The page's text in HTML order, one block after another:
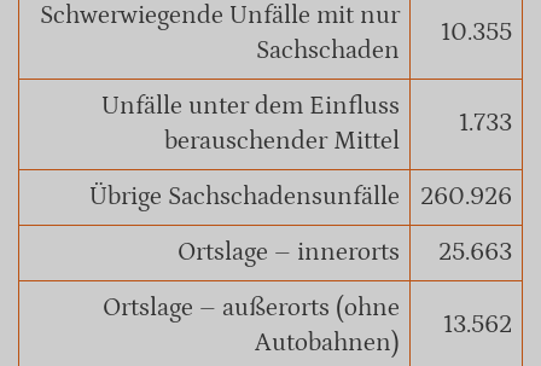
Schwerwiegende Unfälle mit nur
Sachschaden
10.355
Unfälle unter dem Einfluss
berauschender Mittel
1.733
Übrige Sachschadensunfälle
260.926
Ortslage – innerorts
25.663
Ortslage – außerorts (ohne
Autobahnen)
13.562